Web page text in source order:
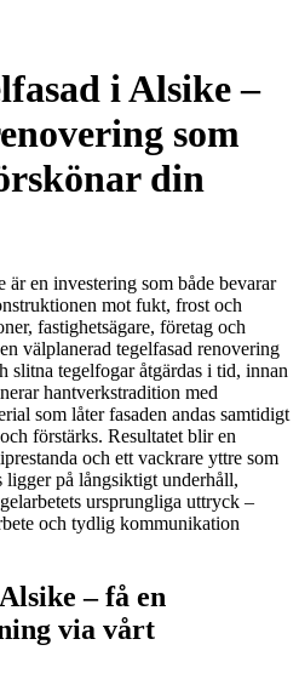
i Alsike –
som
din
en investering som både bevarar
mot fukt, frost och
fastighetsägare, företag och
välplanerad tegelfasad renovering
slitna tegelfogar åtgärdas i tid, innan
hantverkstradition med
som låter fasaden andas samtidigt
förstärks. Resultatet blir en
och ett vackrare yttre som
ligger på långsiktigt underhåll,
ursprungliga uttryck –
och tydlig kommunikation
– få en
via vårt